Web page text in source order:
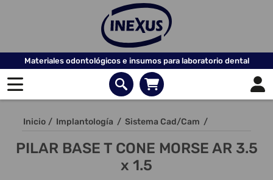
Materiales odontológicos e insumos para laboratorio dental
Inicio / Implantología / Sistema Cad/Cam /
PILAR BASE T CONE MORSE AR 3.5
x 1.5